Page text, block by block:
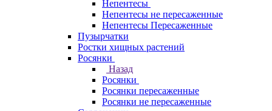
Непентесы
Непентесы не пересаженные
Непентесы Пересаженные
Пузырчатки
Ростки хищных растений
Росянки
Назад
Росянки
Росянки пересаженные
Росянки не пересаженные